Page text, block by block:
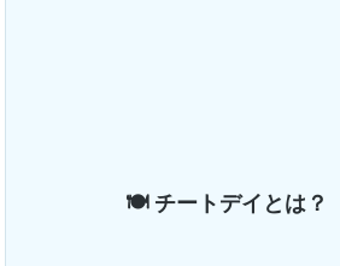
🍽️ チートデイとは？